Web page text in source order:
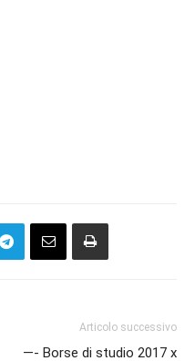
Articolo successivo
—- Borse di studio 2017 x